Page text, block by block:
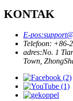
KONTAK
E-pos:
Telefoon: +86-
adres:No. 1
Town,